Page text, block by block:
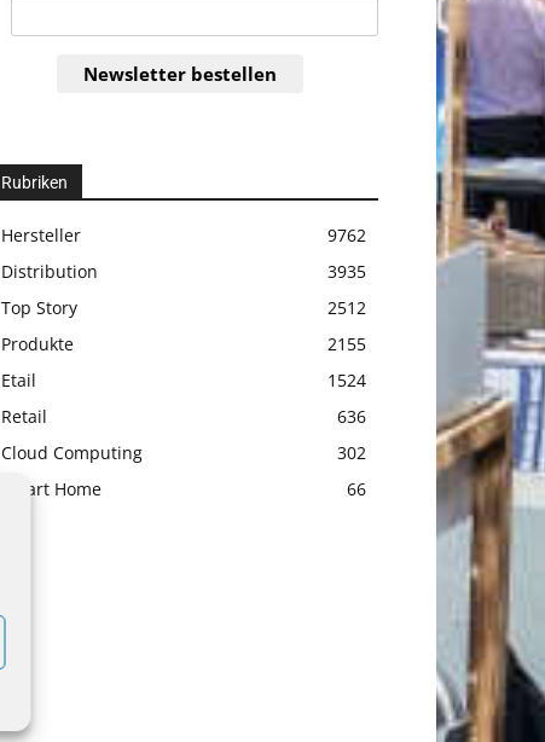
Newsletter bestellen
Rubriken
Hersteller
9762
Distribution
3935
Top Story
2512
Produkte
2155
Etail
1524
Retail
636
Cloud Computing
302
Smart Home
66